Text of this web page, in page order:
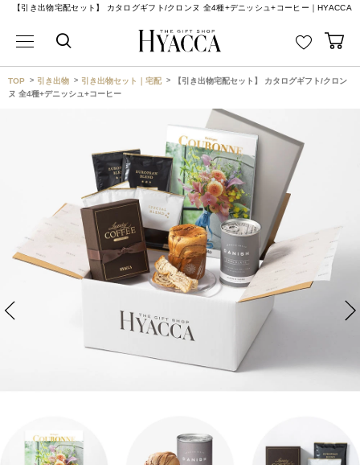
【引き出物宅配セット】 カタログギフト/クロンヌ 全4種+デニッシュ+コーヒー｜HYACCA
TOP 引き出物 引き出物セット｜宅配
【引き出物宅配セット】 カタログギフト/クロン
ヌ 全4種+デニッシュ+コーヒー